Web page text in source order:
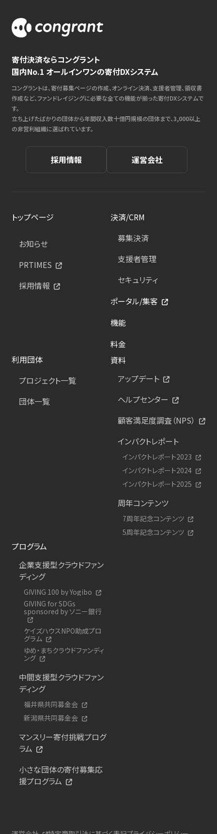
寄付決済ならコングラント
国内No.1 オールインワンの寄付DXシステム
コングラントは、寄付募集ページの作成、オンライン決済、支援者管理、領収書
作成など、ファンドレイジングに必要な全ての機能が揃った寄付DXシステムで
す。
立ち上げたばかりの団体から年間収入数十億円規模の団体まで、3,000以上
の非営利組織に選ばれています。
採用情報 運営会社
トップページ
お知らせ
PRTIMES
採用情報
決済/CRM
募集決済
支援者管理
セキュリティ
ポータル/集客
機能
料金
利用団体
プロジェクト一覧
団体一覧
資料
アップデート
ヘルプセンター
顧客満足度調査（NPS）
インパクトレポート
インパクトレポート2023
インパクトレポート2024
インパクトレポート2025
周年コンテンツ
7周年記念コンテンツ
5周年記念コンテンツ
プログラム
企業支援型クラウドファン
ディング
GIVING 100 by Yogibo
GIVING for SDGs
sponsored by ソニー銀行
ケイズハウスNPO助成プロ
グラム
ゆめ・まちクラウドファンディ
ング
中間支援型クラウドファン
ディング
福井県共同募金会
新潟県共同募金会
マンスリー寄付挑戦プログ
ラム
小さな団体の寄付募集応
援プログラム